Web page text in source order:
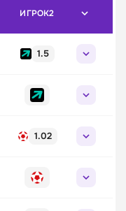
ИГРОК2
1.5
1.02